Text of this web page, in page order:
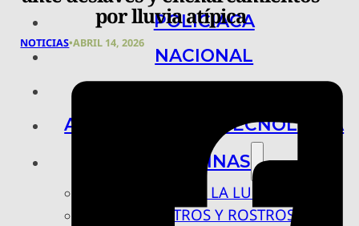
POLICIACA
NACIONAL
ARTE, CIENCIA Y TECNOLOGÍA
COLUMNAS
BAJO LA LUPA
RASTROS Y ROSTROS
por lluvia atípica
NOTICIAS•ABRIL 14, 2026